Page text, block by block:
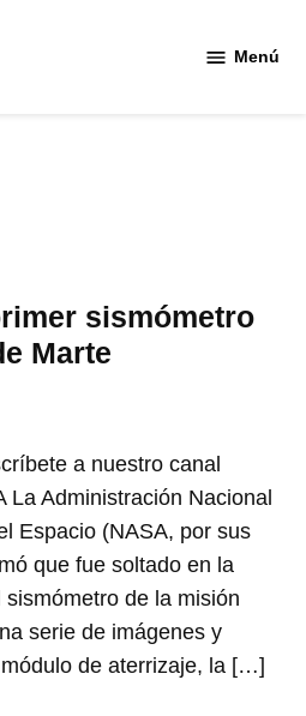
Menú
sismómetro
Marte
a nuestro canal
La Administración Nacional
Espacio (NASA, por sus
que fue soltado en la
de la misión
serie de imágenes y
de aterrizaje, la […]